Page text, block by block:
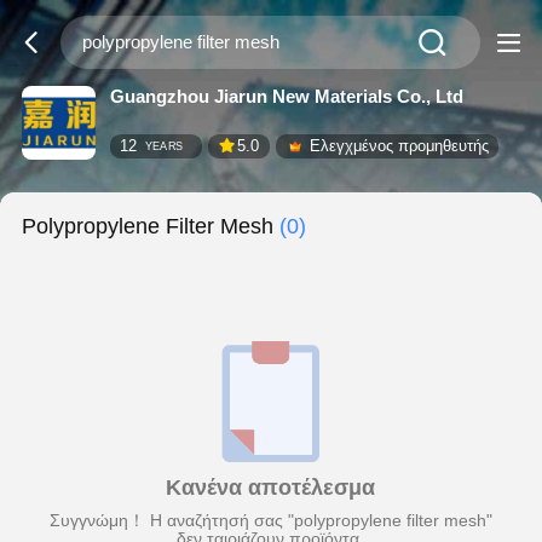
Guangzhou Jiarun New Materials Co., Ltd
12 YEARS 5.0 Ελεγχμένος προμηθευτής
Polypropylene Filter Mesh (0)
Κανένα αποτέλεσμα
Συγγνώμη！ Η αναζήτησή σας "polypropylene filter mesh"